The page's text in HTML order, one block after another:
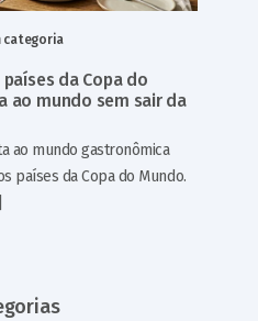
categoria
da Copa do
ao mundo sem sair da
ao mundo gastronômica
países da Copa do Mundo.